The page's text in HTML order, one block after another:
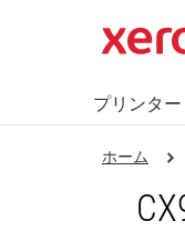
プリンター
ホーム